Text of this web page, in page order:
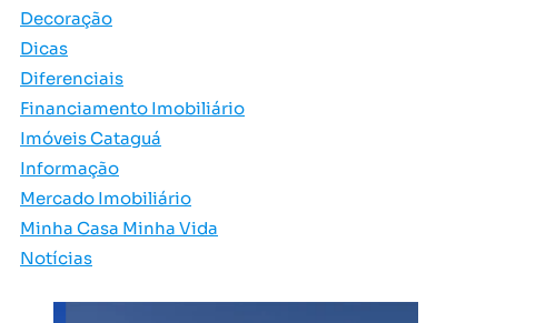
Decoração
Dicas
Diferenciais
Financiamento Imobiliário
Imóveis Cataguá
Informação
Mercado Imobiliário
Minha Casa Minha Vida
Notícias